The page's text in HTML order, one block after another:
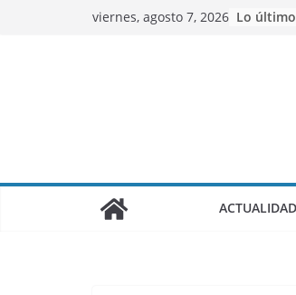
viernes, agosto 7, 2026 Lo
ACTUALIDAD